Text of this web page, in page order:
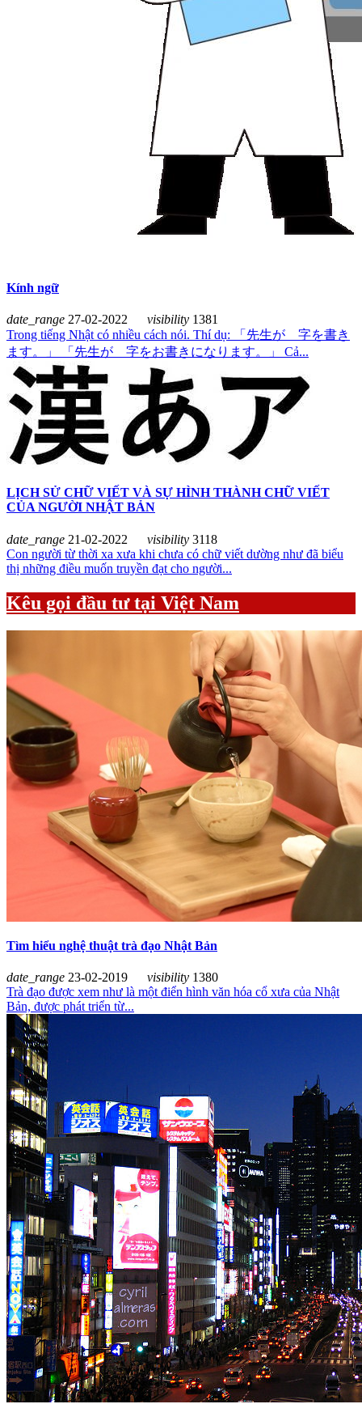
Kính ngữ
date_range 27-02-2022 visibility 1381
Trong tiếng Nhật có nhiều cách nói. Thí dụ: 「先生が 字を書き
ます。」 「先生が 字をお書きになります。」 Cả...
LỊCH SỬ CHỮ VIẾT VÀ SỰ HÌNH THÀNH CHỮ VIẾT
CỦA NGƯỜI NHẬT BẢN
date_range 21-02-2022 visibility 3118
Con người từ thời xa xưa khi chưa có chữ viết dường như đã biểu
thị những điều muốn truyền đạt cho người...
Kêu gọi đầu tư tại Việt Nam
Tìm hiểu nghệ thuật trà đạo Nhật Bản
date_range 23-02-2019 visibility 1380
Trà đạo được xem như là một điển hình văn hóa cổ xưa của Nhật
Bản, được phát triển từ...